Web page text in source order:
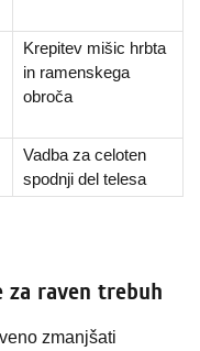
Krepitev mišic hrbta
in ramenskega
obroča
Vadba za celoten
spodnji del telesa
za raven trebuh
zmanjšati